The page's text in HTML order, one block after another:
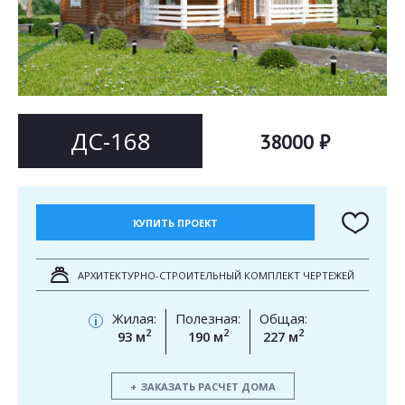
ДС-168 38000 ₽
КУПИТЬ ПРОЕКТ
АРХИТЕКТУРНО-СТРОИТЕЛЬНЫЙ КОМПЛЕКТ ЧЕРТЕЖЕЙ
i
Жилая:
93 м2
Полезная:
190 м2
Общая:
227 м2
ЗАКАЗАТЬ РАСЧЕТ ДОМА
Согласен на обработку персональных данных
ОТПРАВИТЬ
Согласен на обработку персональных данных
This site is protected by reCAPTCHA and the GooglePrivacy PolicyandTerms of Service
apply.